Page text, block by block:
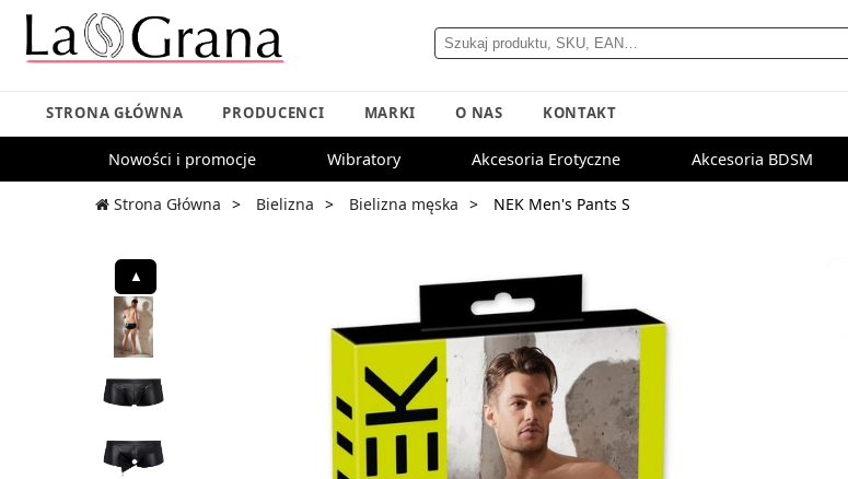
STRONA GŁÓWNA PRODUCENCI MARKI O NAS KONTAKT
Nowości i promocje Wibratory Akcesoria Erotyczne Akcesoria BDSM
Strona Główna Bielizna Bielizna męska NEK Men's Pants S
▲